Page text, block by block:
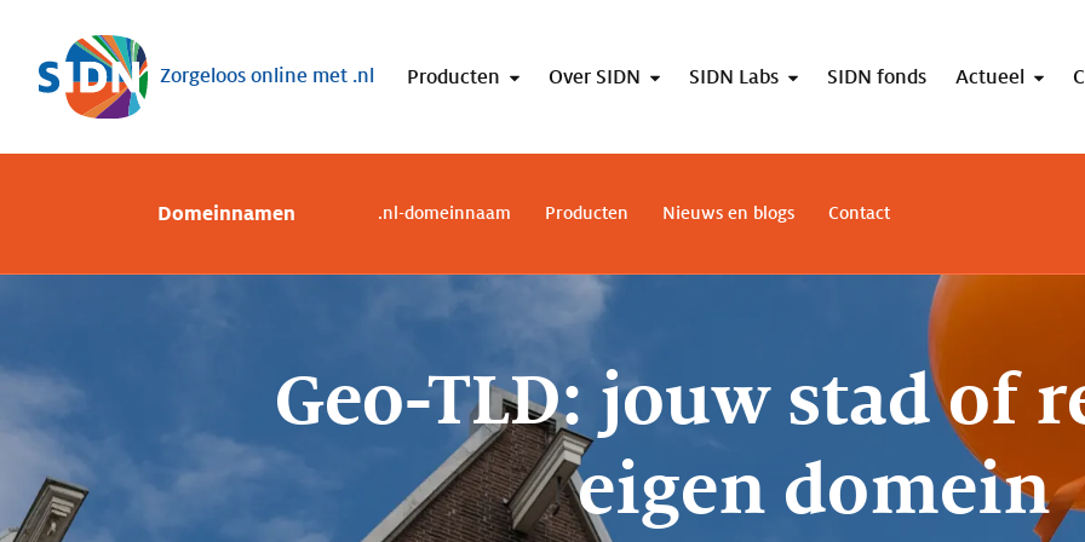
Sla navigatie over
Zorgeloos online met .nl Producten Over SIDN SIDN Labs SIDN fonds Actueel
Domeinnamen .nl-domeinnaam Producten Nieuws en blogs Contact
Geo-TLD: jouw stad of
eigen domein